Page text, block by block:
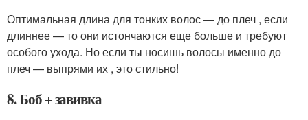
Оптимальная длина для тонких волос — до плеч , если
длиннее — то они истончаются еще больше и требуют
особого ухода. Но если ты носишь волосы именно до
плеч — выпрями их , это стильно!
8. Боб + завивка